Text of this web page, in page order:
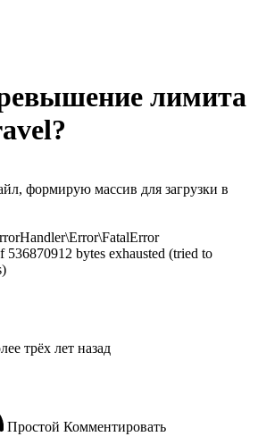
лимита
формирую массив для загрузки в
bytes exhausted (tried to
трёх лет назад
Простой Комментировать